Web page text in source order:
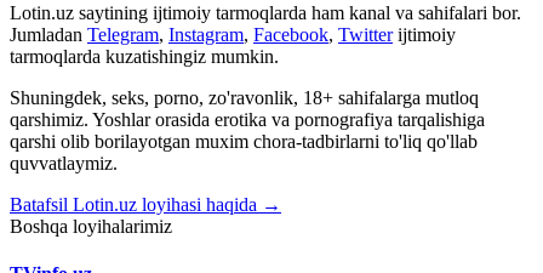
Lotin.uz saytining ijtimoiy tarmoqlarda ham kanal va sahifalari bor.
Jumladan Telegram, Instagram, Facebook, Twitter ijtimoiy
tarmoqlarda kuzatishingiz mumkin.
Shuningdek, seks, porno, zo'ravonlik, 18+ sahifalarga mutloq
qarshimiz. Yoshlar orasida erotika va pornografiya tarqalishiga
qarshi olib borilayotgan muxim chora-tadbirlarni to'liq qo'llab
quvvatlaymiz.
Batafsil Lotin.uz loyihasi haqida →
Boshqa loyihalarimiz